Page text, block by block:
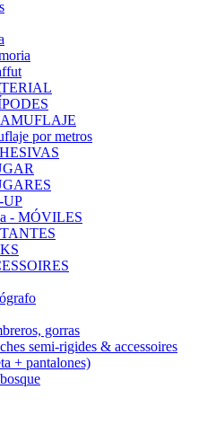
por metros
UP
- MÓVILES
gorras
semi-rigides & accessoires
+ pantalones)